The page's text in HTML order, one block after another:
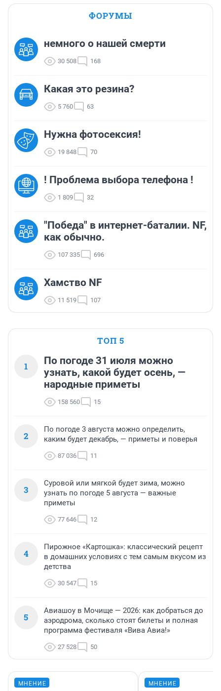
ФОРУМЫ
немного о нашей смерти
30 508 168
Какая это резина?
5 760 63
Нужна фотосексия!
19 848 70
! Проблема выбора телефона !
1 809 32
"Победа" в интернет-баталии. NF,
как обычно.
107 335 696
Хамство NF
11 519 107
ТОП 5
1
По погоде 31 июля можно
узнать, какой будет осень, —
народные приметы
158 560 15
2
По погоде 3 августа можно определить,
каким будет декабрь, — приметы и поверья
87 036 11
3
Суровой или мягкой будет зима, можно
узнать по погоде 5 августа — важные
приметы
77 646 12
4
Пирожное «Картошка»: классический рецепт
в домашних условиях с тем самым вкусом из
детства
30 547 15
5
Авиашоу в Мочище — 2026: как добраться до
аэродрома, сколько стоят билеты и полная
программа фестиваля «Вива Авиа!»
27 528 50
МНЕНИЕ МНЕНИЕ